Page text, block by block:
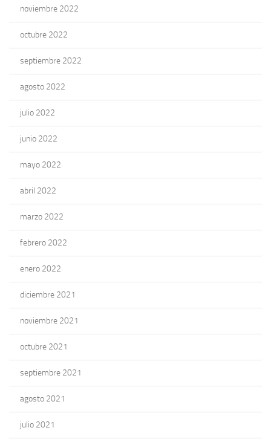
noviembre 2022
octubre 2022
septiembre 2022
agosto 2022
julio 2022
junio 2022
mayo 2022
abril 2022
marzo 2022
febrero 2022
enero 2022
diciembre 2021
noviembre 2021
octubre 2021
septiembre 2021
agosto 2021
julio 2021